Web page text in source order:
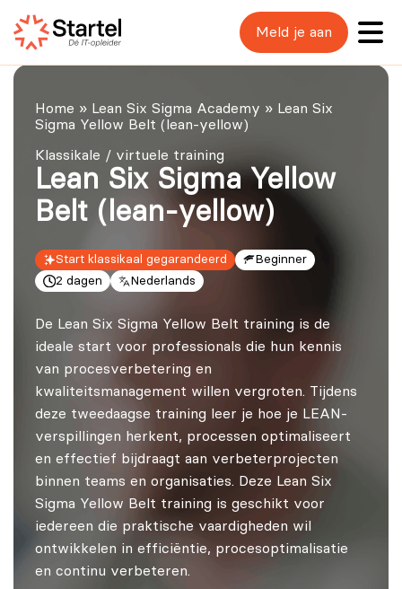
Meld je aan
Home » Lean Six Sigma Academy » Lean Six
Sigma Yellow Belt (lean-yellow)
Klassikale / virtuele training
Lean Six Sigma Yellow
Belt (lean-yellow)
Start klassikaal gegarandeerd
Beginner
2 dagen
Nederlands
De Lean Six Sigma Yellow Belt training is de
ideale start voor professionals die hun kennis
van procesverbetering en
kwaliteitsmanagement willen vergroten. Tijdens
deze tweedaagse training leer je hoe je LEAN-
verspillingen herkent, processen optimaliseert
en effectief bijdraagt aan verbeterprojecten
binnen teams en organisaties. Deze Lean Six
Sigma Yellow Belt training is geschikt voor
iedereen die praktische vaardigheden wil
ontwikkelen in efficiëntie, procesoptimalisatie
en continu verbeteren.